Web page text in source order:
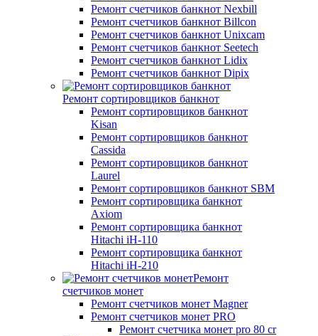
Ремонт счетчиков банкнот Nexbill
Ремонт счетчиков банкнот Billcon
Ремонт счетчиков банкнот Unixcam
Ремонт счетчиков банкнот Seetech
Ремонт счетчиков банкнот Lidix
Ремонт счетчиков банкнот Dipix
Ремонт сортировщиков банкнот
Ремонт сортировщиков банкнот
Kisan
Ремонт сортировщиков банкнот
Cassida
Ремонт сортировщиков банкнот
Laurel
Ремонт сортировщиков банкнот SBM
Ремонт сортировщика банкнот
Axiom
Ремонт сортировщика банкнот
Hitachi iH-110
Ремонт сортировщика банкнот
Hitachi iH-210
Ремонт
счетчиков монет
Ремонт счетчиков монет Magner
Ремонт счетчиков монет PRO
Ремонт счетчика монет pro 80 cr